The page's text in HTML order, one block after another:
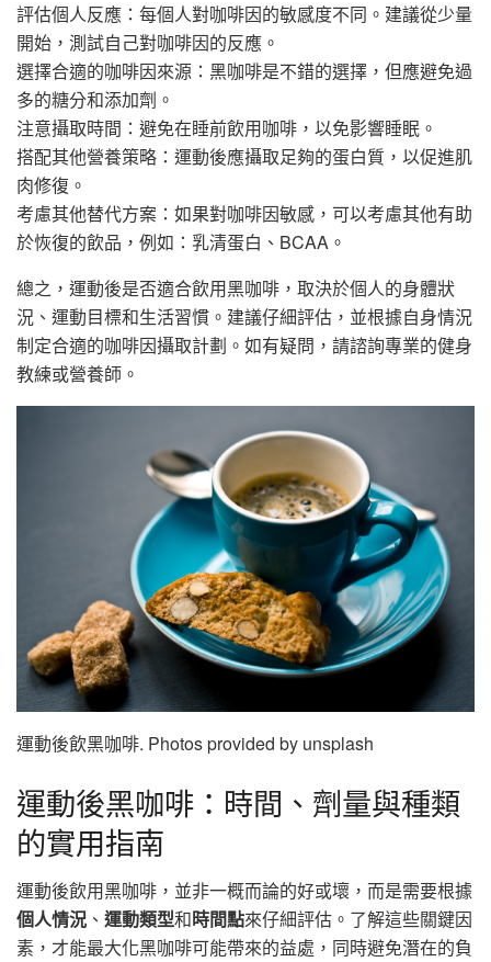
評估個人反應：每個人對咖啡因的敏感度不同。建議從少量
開始，測試自己對咖啡因的反應。
選擇合適的咖啡因來源：黑咖啡是不錯的選擇，但應避免過
多的糖分和添加劑。
注意攝取時間：避免在睡前飲用咖啡，以免影響睡眠。
搭配其他營養策略：運動後應攝取足夠的蛋白質，以促進肌
肉修復。
考慮其他替代方案：如果對咖啡因敏感，可以考慮其他有助
於恢復的飲品，例如：乳清蛋白、BCAA。
總之，運動後是否適合飲用黑咖啡，取決於個人的身體狀
況、運動目標和生活習慣。建議仔細評估，並根據自身情況
制定合適的咖啡因攝取計劃。如有疑問，請諮詢專業的健身
教練或營養師。
運動後飲黑咖啡. Photos provided by unsplash
運動後黑咖啡：時間、劑量與種類
的實用指南
運動後飲用黑咖啡，並非一概而論的好或壞，而是需要根據
個人情況 、 運動類型和時間點來仔細評估。了解這些關鍵因
素，才能最大化黑咖啡可能帶來的益處，同時避免潛在的負